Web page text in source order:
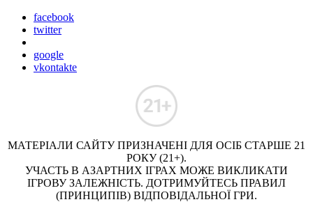
facebook
twitter
google
vkontakte
МАТЕРІАЛИ САЙТУ ПРИЗНАЧЕНІ ДЛЯ ОСІБ СТАРШЕ 21
РОКУ (21+).
УЧАСТЬ В АЗАРТНИХ ІГРАХ МОЖЕ ВИКЛИКАТИ
ІГРОВУ ЗАЛЕЖНІСТЬ. ДОТРИМУЙТЕСЬ ПРАВИЛ
(ПРИНЦИПІВ) ВІДПОВІДАЛЬНОЇ ГРИ.